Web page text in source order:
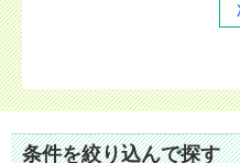
条件を絞り込んで探す